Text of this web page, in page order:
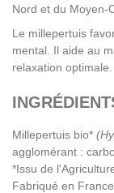
Nord et du Moyen-
Le millepertuis
mental. Il aide au
relaxation optimale.
Millepertuis bio*
agglomérant :
*Issu de
Fabriqué en France.